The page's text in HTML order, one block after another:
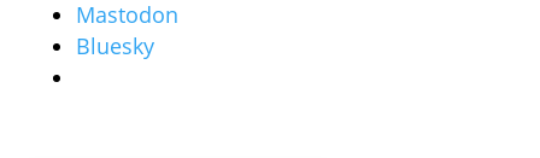
Mastodon
Bluesky